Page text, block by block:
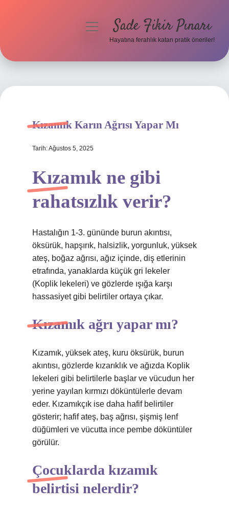
Hakkımızda
menüyüSade Fikir Pınarı
Hayatına ferahlık katan pratik öneriler!
Kızamık Karın Ağrısı Yapar Mı
Tarih: Ağustos 5, 2025
Kızamık ne gibi
rahatsızlık verir?
Hastalığın 1-3. gününde burun akıntısı,
öksürük, hapşırık, halsizlik, yorgunluk, yüksek
ateş, boğaz ağrısı, ağız içinde, diş etlerinin
etrafında, yanaklarda küçük gri lekeler
(Koplik lekeleri) ve gözlerde ışığa karşı
hassasiyet gibi belirtiler ortaya çıkar.
Kızamık ağrı yapar mı?
Kızamık, yüksek ateş, kuru öksürük, burun
akıntısı, gözlerde kızarıklık ve ağızda Koplik
lekeleri gibi belirtilerle başlar ve vücudun her
yerine yayılan kırmızı döküntülerle devam
eder. Kızamıkçık ise daha hafif belirtiler
gösterir; hafif ateş, baş ağrısı, şişmiş lenf
düğümleri ve vücutta ince pembe döküntüler
görülür.
Çocuklarda kızamık
belirtisi nelerdir?